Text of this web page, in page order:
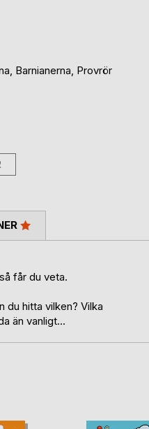
Barnianerna, Provrör
får du veta.
du hitta vilken? Vilka
än vanligt...